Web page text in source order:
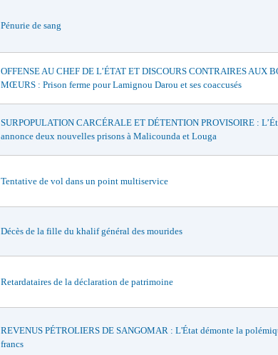
Pénurie de sang
OFFENSE AU CHEF DE L’ÉTAT ET DISCOURS CONTRAIRES AUX
MŒURS : Prison ferme pour Lamignou Darou et ses coaccusés
SURPOPULATION CARCÉRALE ET DÉTENTION PROVISOIRE :
annonce deux nouvelles prisons à Malicounda et Louga
Tentative de vol dans un point multiservice
Décès de la fille du khalif général des mourides
Retardataires de la déclaration de patrimoine
REVENUS PÉTROLIERS DE SANGOMAR : L'État démonte la
francs